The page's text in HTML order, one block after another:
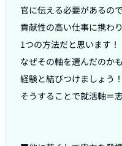
官に伝える必要があるの
貢献性の高い仕事に携わ
1つの方法だと思います！
なぜその軸を選んだのか
経験と結びつけましょう！
そうすることで就活軸＝